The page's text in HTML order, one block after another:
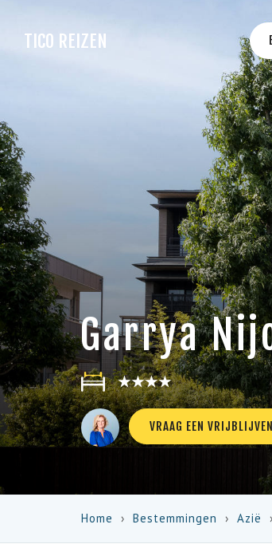
TICO REIZEN
Garrya
★★★★
VRAAG EEN
Home Bestemmingen Azië